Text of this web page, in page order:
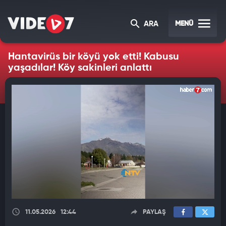
ARA MENÜ
Hantavirüs bir köyü yok etti! Kabusu
yaşadılar! Köy sakinleri anlattı
11.05.2026 12:44 PAYLAŞ